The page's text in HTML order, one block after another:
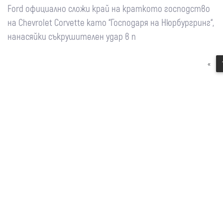
Ford официално сложи край на краткото господство
на Chevrolet Corvette като “Господаря на Нюрбургринг“,
нанасяйки съкрушителен удар в п
«